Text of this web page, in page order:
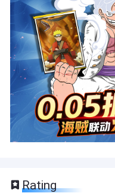
Rating